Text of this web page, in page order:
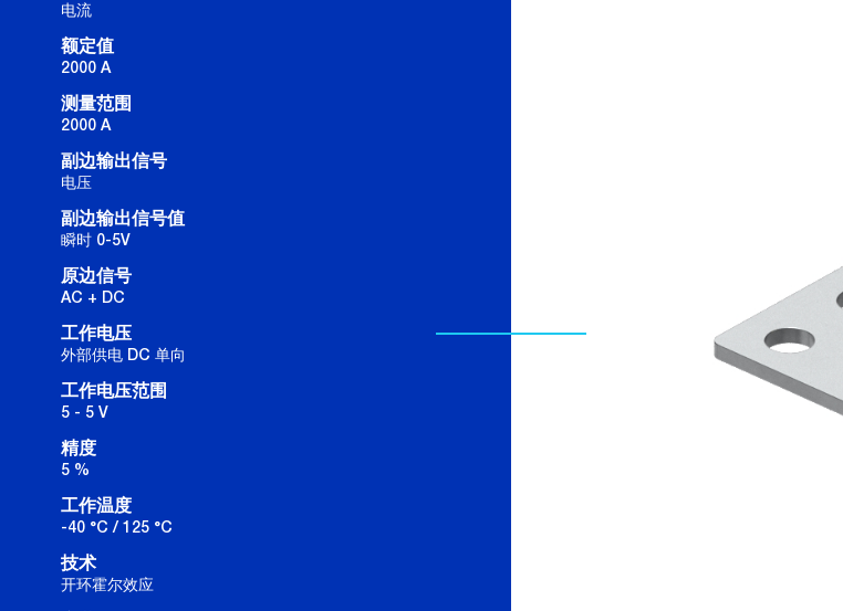
电流
额定值
2000 A
测量范围
2000 A
副边输出信号
电压
副边输出信号值
瞬时 0-5V
原边信号
AC + DC
工作电压
外部供电 DC 单向
工作电压范围
5 - 5 V
精度
5 %
工作温度
-40 °C / 125 °C
技术
开环霍尔效应